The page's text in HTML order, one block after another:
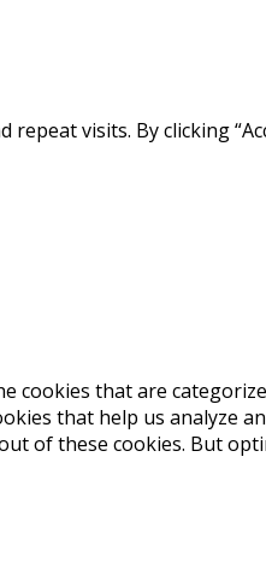
visits. By clicking
cookies that are
that help us analyze
of these cookies. But